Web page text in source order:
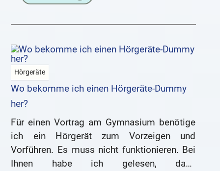
Hörgeräte
Wo bekomme ich einen Hörgeräte-Dummy
her?
Für einen Vortrag am Gymnasium benötige
ich ein Hörgerät zum Vorzeigen und
Vorführen. Es muss nicht funktionieren. Bei
Ihnen habe ich gelesen, dass